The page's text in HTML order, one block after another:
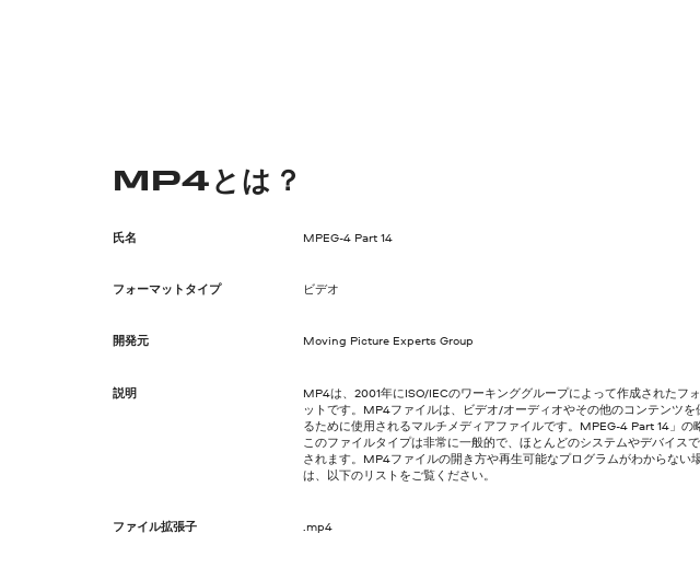
MP4とは？
氏名 MPEG-4 Part 14
フォーマットタイプ ビデオ
開発元 Moving Picture Experts Group
説明
MP4は、2001年にISO/IECのワーキンググループによって作成されたフ
ットです。MP4ファイルは、ビデオ/オーディオやその他のコンテンツを
るために使用されるマルチメディアファイルです。MPEG-4 Part 14」の
このファイルタイプは非常に一般的で、ほとんどのシステムやデバイス
されます。MP4ファイルの開き方や再生可能なプログラムがわからない
は、以下のリストをご覧ください。
ファイル拡張子 .mp4